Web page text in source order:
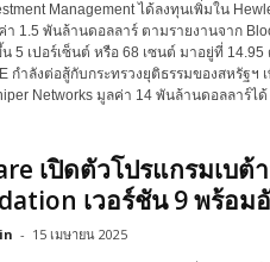
Management ได้ลงทุนเพิ่มใน
า 1.5 พันล้านดอลลาร์ ตามรายงานจาก
น 5 เปอร์เซ็นต์ หรือ 68 เซนต์ มาอยู่ที่
กำลังต่อสู้กับกระทรวงยุติธรรมของสหรัฐฯ
Networks มูลค่า 14 พันล้านดอลลาร์ได้
เปิดตัวโปรแกรมเบต้
เวอร์ชัน 9 พร้อม
- 15 เมษายน 2025